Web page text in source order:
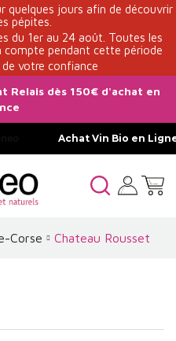
quelques jours afin de découvrir
pépites.
du 1er au 24 août. Toutes les
compte pendant cette période
votre confiance
Relais dès 150€ d'achat en
Achat Vin Bio en
Corse Chateau Rousset